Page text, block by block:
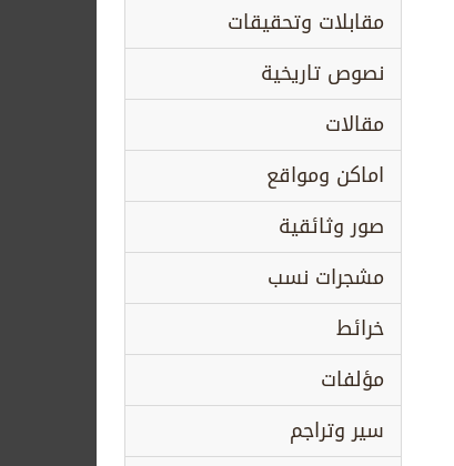
مقابلات وتحقيقات
نصوص تاريخية
مقالات
اماكن ومواقع
صور وثائقية
مشجرات نسب
خرائط
مؤلفات
سير وتراجم